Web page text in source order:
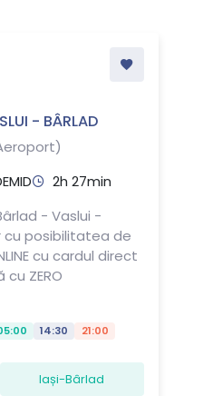
- BÂRLAD
2h 27min
- Vaslui -
cu posibilitatea de
cu cardul direct
ZERO
14:30 21:00
Iași-Bârlad